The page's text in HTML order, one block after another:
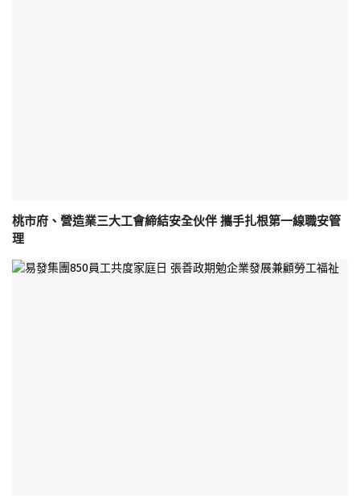
桃市府、營造業三大工會締結安全伙伴 攜手扎根第一線職安管
理